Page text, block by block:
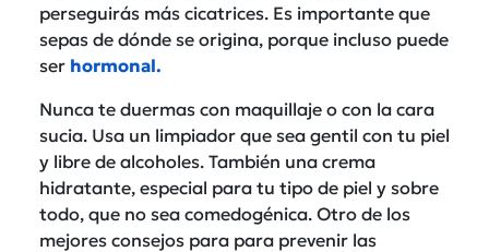
perseguirás más cicatrices. Es importante que
sepas de dónde se origina, porque incluso puede
ser hormonal.
Nunca te duermas con maquillaje o con la cara
sucia. Usa un limpiador que sea gentil con tu piel
y libre de alcoholes. También una crema
hidratante, especial para tu tipo de piel y sobre
todo, que no sea comedogénica. Otro de los
mejores consejos para para prevenir las